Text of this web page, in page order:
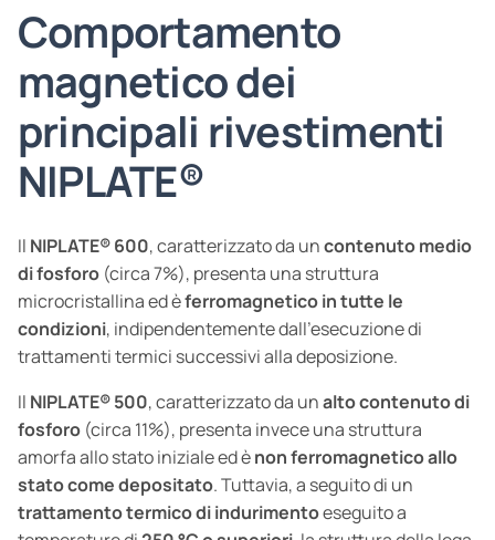
Comportamento
magnetico dei
principali rivestimenti
NIPLATE®
Il NIPLATE®600, caratterizzato da uncontenuto medio
di fosforo (circa 7%), presenta una struttura
microcristallina ed èferromagnetico in tutte le
condizioni, indipendentemente dall’esecuzione di
trattamenti termici successivi alla deposizione.
Il NIPLATE®500, caratterizzato da unalto contenuto di
fosforo (circa 11%), presenta invece una struttura
amorfa allo stato iniziale ed ènon ferromagnetico allo
stato come depositato. Tuttavia, a seguito di un
trattamento termico di indurimentoeseguito a